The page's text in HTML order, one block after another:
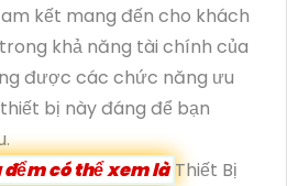
kết mang đến cho khách
khả năng tài chính của
được các chức năng ưu
bị này đáng để bạn
có thể xem làThiết Bị